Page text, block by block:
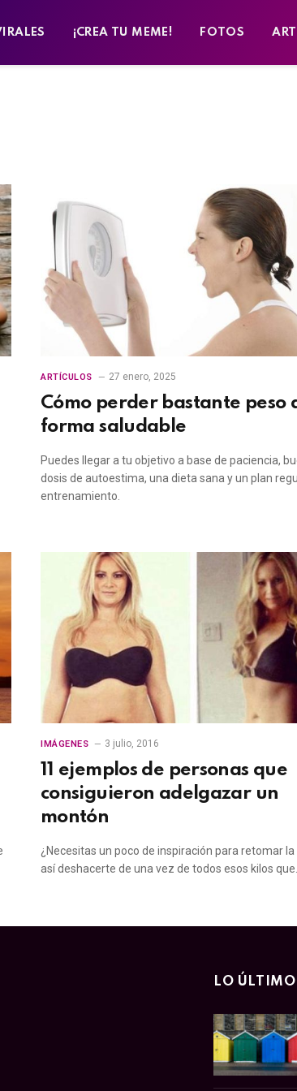
¡CREA TU MEME! FOTOS
ARTÍCULOS 27 enero, 2025
Cómo perder bastante peso
forma saludable
Puedes llegar a tu objetivo a base de paciencia,
dosis de autoestima, una dieta sana y un plan
entrenamiento.
IMÁGENES 3 julio, 2016
11 ejemplos de personas que
consiguieron adelgazar un
montón
¿Necesitas un poco de inspiración para retomar
así deshacerte de una vez de todos esos kilos que…
LO ÚLTIMO